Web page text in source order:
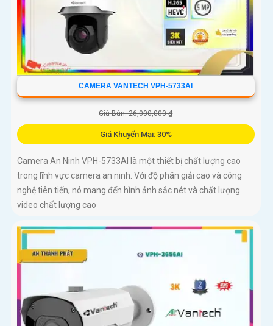
CAMERA VANTECH VPH-5733AI
Giá Bán: 26,000,000 ₫
Giá Khuyến Mại: 30%
Camera An Ninh VPH-5733AI là một thiết bị chất lượng cao
trong lĩnh vực camera an ninh. Với độ phân giải cao và công
nghệ tiên tiến, nó mang đến hình ảnh sắc nét và chất lượng
video chất lượng cao